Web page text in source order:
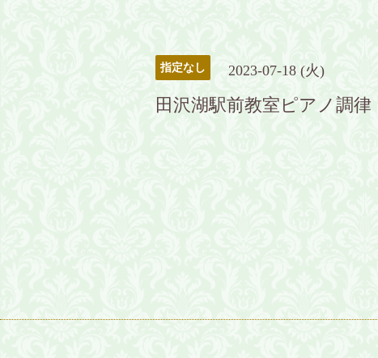
指定なし 2023-07-18 (火)
田沢湖駅前教室ピアノ調律